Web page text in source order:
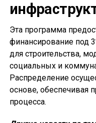
Эта программа
финансирование под
для строительства,
социальных и
Распределение
основе, обеспечивая
процесса.